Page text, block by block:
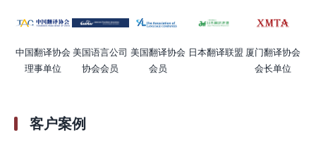
中国翻译协会
理事单位
美国语言公司
协会会员
美国翻译协会
会员
日本翻译联盟 厦门翻译协会
会长单位
客户案例